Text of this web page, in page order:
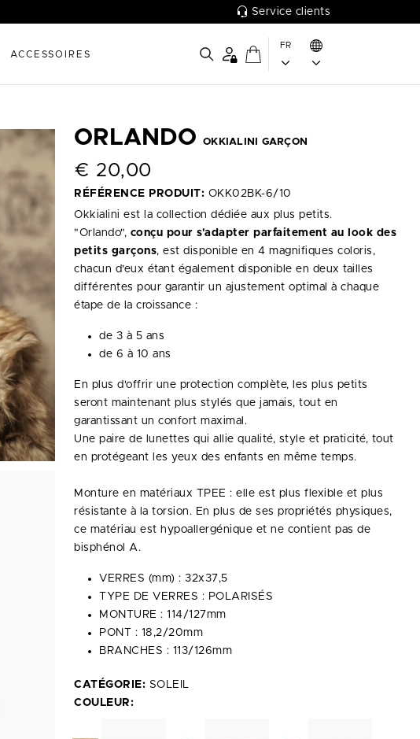
Service clients
ACCESSOIRES
FR
ORLANDO OKKIALINI GARÇON
€ 20,00
RÉFÉRENCE PRODUIT: OKK02BK-6/10
Okkialini est la collection dédiée aux plus petits.
"Orlando", conçu pour s'adapter parfaitement au look des
petits garçons, est disponible en 4 magnifiques coloris,
chacun d'eux étant également disponible en deux tailles
différentes pour garantir un ajustement optimal à chaque
étape de la croissance :
de 3 à 5 ans
de 6 à 10 ans
En plus d'offrir une protection complète, les plus petits
seront maintenant plus stylés que jamais, tout en
garantissant un confort maximal.
Une paire de lunettes qui allie qualité, style et praticité, tout
en protégeant les yeux des enfants en même temps.
Monture en matériaux TPEE : elle est plus flexible et plus
résistante à la torsion. En plus de ses propriétés physiques,
ce matériau est hypoallergénique et ne contient pas de
bisphénol A.
VERRES (mm) : 32x37,5
TYPE DE VERRES : POLARISÉS
MONTURE : 114/127mm
PONT : 18,2/20mm
BRANCHES : 113/126mm
CATÉGORIE: SOLEIL
COULEUR: